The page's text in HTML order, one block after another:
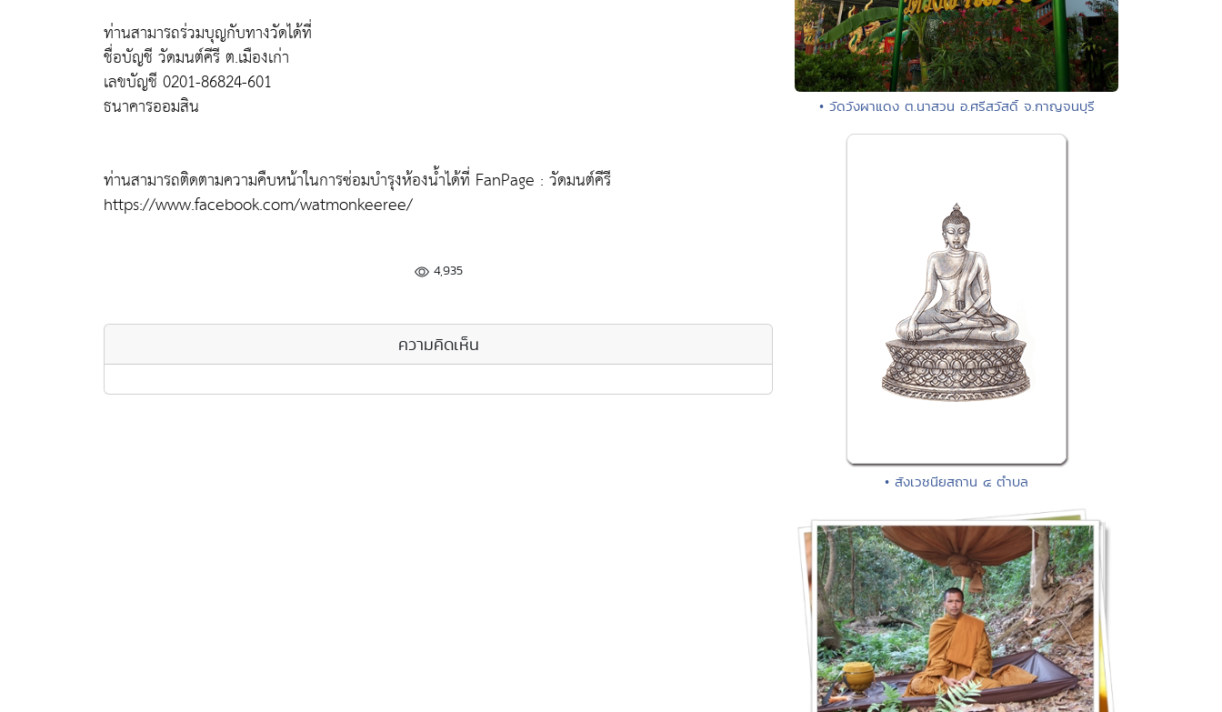
ท่านสามารถร่วมบุญกับทางวัดได้ที่
ชื่อบัญชี วัดมนต์คีรี ต.เมืองเก่า
เลขบัญชี 0201-86824-601
ธนาคารออมสิน
ท่านสามารถติดตามความคืบหน้าในการซ่อมบำรุงห้องน้ำได้ที่ FanPage : วัดมนต์คีรี
https://www.facebook.com/watmonkeeree/
4,935
ความคิดเห็น
• วัดวังผาแดง ต.นาสวน อ.ศรีสวัสดิ์ จ.กาญจนบุรี
• สังเวชนียสถาน ๔ ตำบล